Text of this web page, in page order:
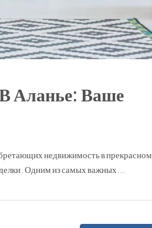
Аланье: Ваше
недвижимость в прекрасном
Одним из самых важных...